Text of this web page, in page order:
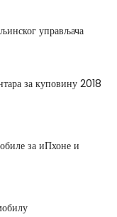
управљача
за куповину 2018
за иПхоне и